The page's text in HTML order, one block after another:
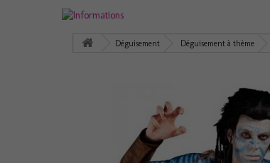
Déguisement Déguisement à thème